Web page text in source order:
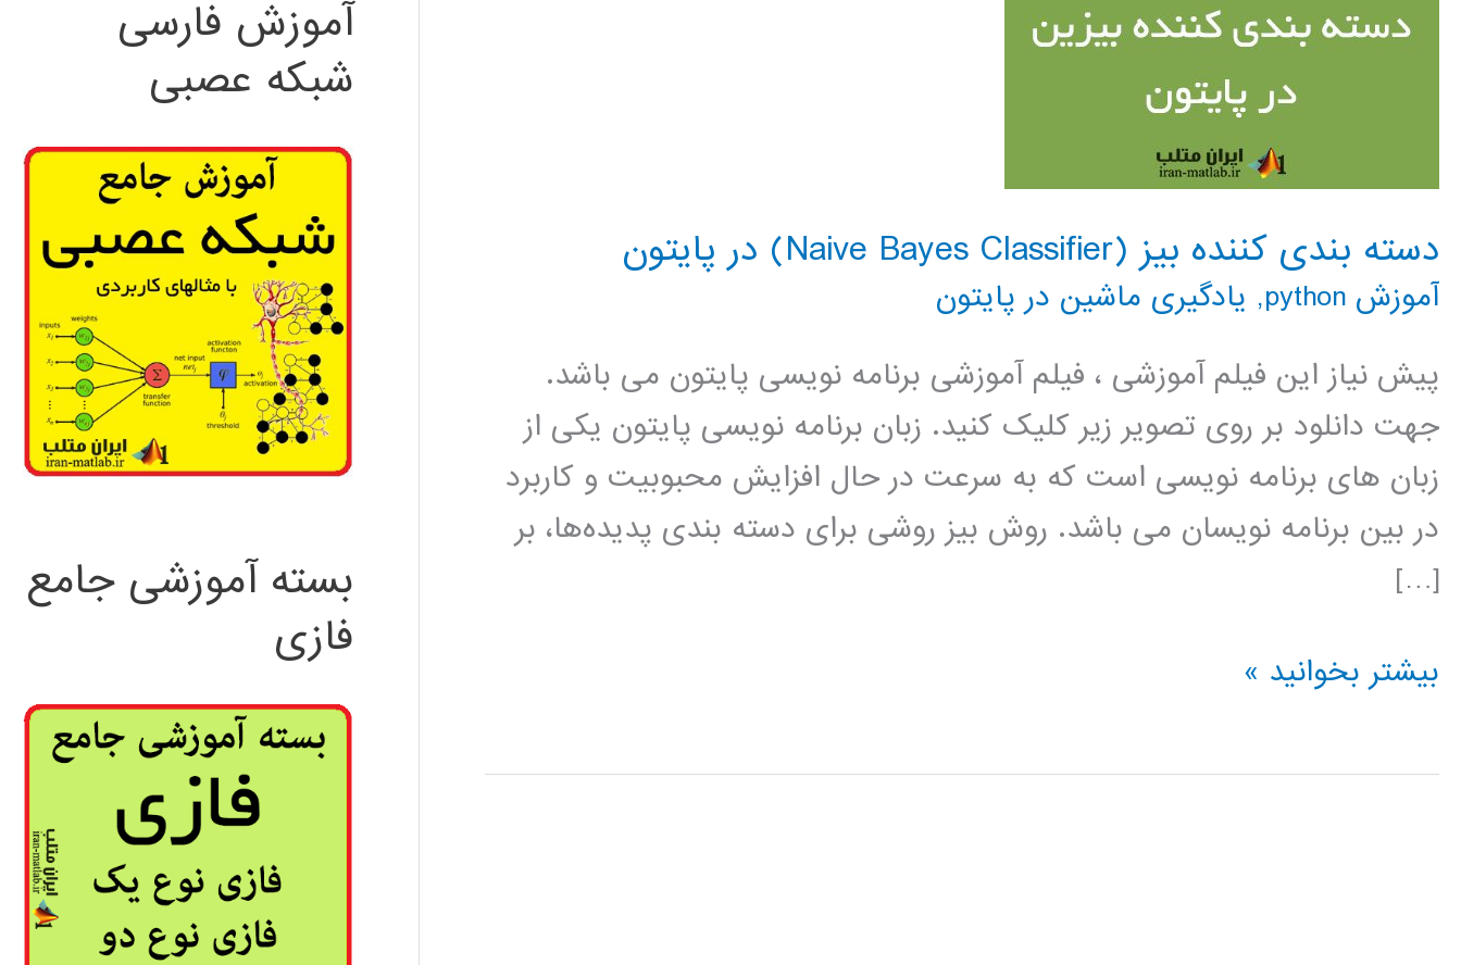
دسته بندی کننده بیز (Naive Bayes Classifier) در پایتون
آموزش python , یادگیری ماشین در پایتون
پیش نیاز این فیلم آموزشی ، فیلم آموزشی برنامه نویسی پایتون می باشد.
جهت دانلود بر روی تصویر زیر کلیک کنید. زبان برنامه نویسی پایتون یکی از
زبان های برنامه نویسی است که به سرعت در حال افزایش محبوبیت و کاربرد
در بین برنامه نویسان می باشد. روش بیز روشی برای دسته بندی پدیده‌ها، بر
[…]
دسته
کننده
بیشتر بخوانید »
آموزش فارسی
شبکه عصبی
بسته آموزشی جامع
فازی